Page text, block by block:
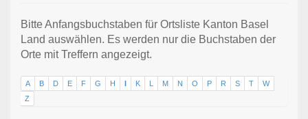
Bitte Anfangsbuchstaben für Ortsliste Kanton Basel
Land auswählen. Es werden nur die Buchstaben der
Orte mit Treffern angezeigt.
A B D E F G H K M N O P R S T
W
Z